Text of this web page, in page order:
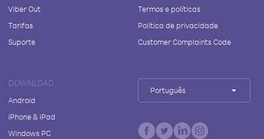
Viber Out
Tarifas
Suporte
Termos e políticas
Política de privacidade
Customer Complaints Code
DOWNLOAD
Android
iPhone & iPad
Windows PC
Português